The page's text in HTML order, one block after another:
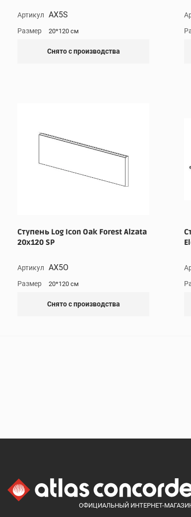
Артикул AX5S
Размер 20*120 см
Снято с производства
Ступень Log Icon Oak Forest Alzata
20x120 SP
Артикул AX5O
Размер 20*120 см
Снято с производства
ОФИЦИАЛЬНЫЙ ИНТЕРНЕТ-